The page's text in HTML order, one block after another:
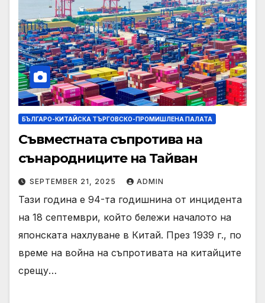
БЪЛГАРО-КИТАЙСКА ТЪРГОВСКО-ПРОМИШЛЕНА ПАЛАТА
Съвместната съпротива на
сънародниците на Тайван
SEPTEMBER 21, 2025 ADMIN
Тази година е 94-та годишнина от инцидента
на 18 септември, който бележи началото на
японската нахлуване в Китай. През 1939 г., по
време на война на съпротивата на китайците
срещу…